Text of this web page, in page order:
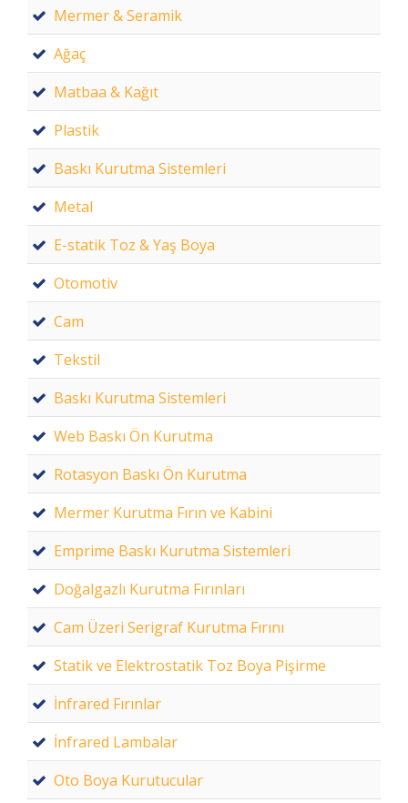
Mermer & Seramik
Ağaç
Matbaa & Kağıt
Plastik
Baskı Kurutma Sistemleri
Metal
E-statik Toz & Yaş Boya
Otomotiv
Cam
Tekstil
Baskı Kurutma Sistemleri
Web Baskı Ön Kurutma
Rotasyon Baskı Ön Kurutma
Mermer Kurutma Fırın ve Kabini
Emprime Baskı Kurutma Sistemleri
Doğalgazlı Kurutma Fırınları
Cam Üzeri Serigraf Kurutma Fırını
Statik ve Elektrostatik Toz Boya Pişirme
İnfrared Fırınlar
İnfrared Lambalar
Oto Boya Kurutucular